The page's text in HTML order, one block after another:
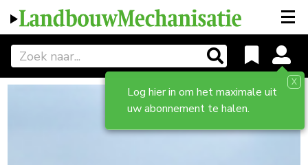
Log hier in om het maximale uit
uw abonnement te halen.
X